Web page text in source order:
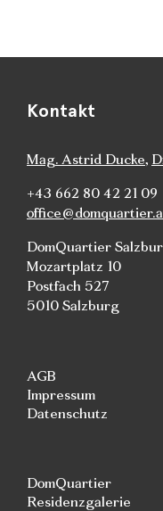
Kontakt
Mag. Astrid Ducke,
+43 662 80 42 21 09
DomQuartier
Mozartplatz 10
Postfach 527
5010 Salzburg
AGB
Impressum
Datenschutz
DomQuartier
Residenzgalerie